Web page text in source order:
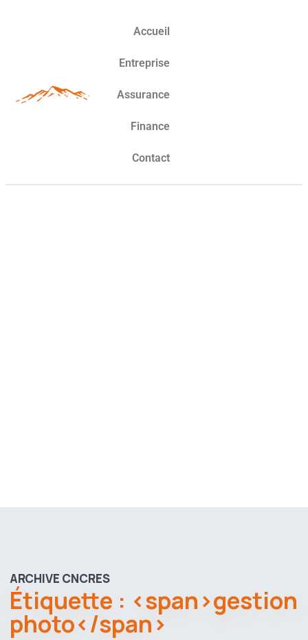
Accueil
Entreprise
Assurance
Finance
Contact
ARCHIVE CNCRES
Étiquette : <span>gestion
photo</span>